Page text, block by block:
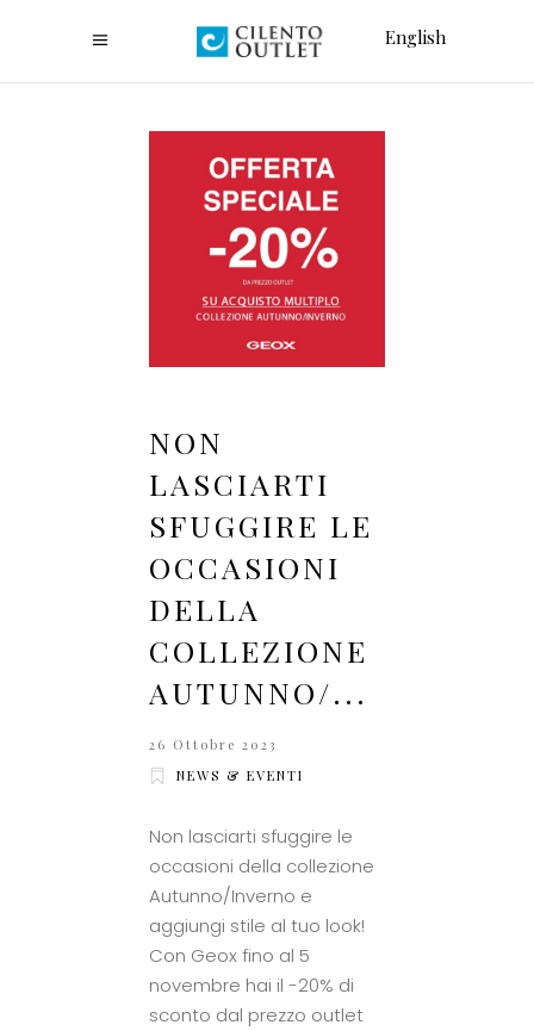
English
NON
LASCIARTI
SFUGGIRE LE
OCCASIONI
DELLA
COLLEZIONE
AUTUNNO/...
26 Ottobre 2023
NEWS & EVENTI
Non lasciarti sfuggire le
occasioni della collezione
Autunno/Inverno e
aggiungi stile al tuo look!
Con Geox fino al 5
novembre hai il -20% di
sconto dal prezzo outlet